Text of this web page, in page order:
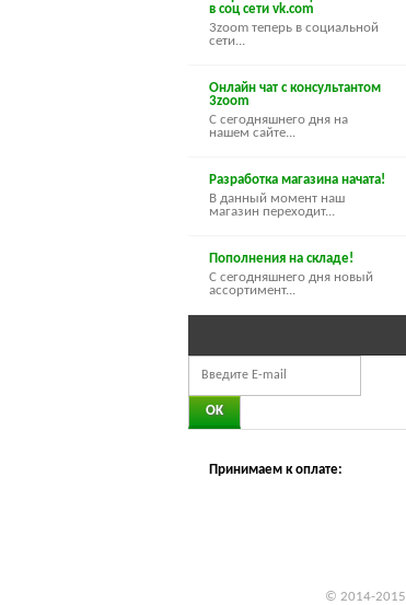
в соц сети vk.com
3zoom теперь в социальной
сети...
Онлайн чат с консультантом
3zoom
С сегодняшнего дня на
нашем сайте...
Разработка магазина начата!
В данный момент наш
магазин переходит...
Пополнения на складе!
С сегодняшнего дня новый
ассортимент...
Принимаем к оплате:
© 2014-2015